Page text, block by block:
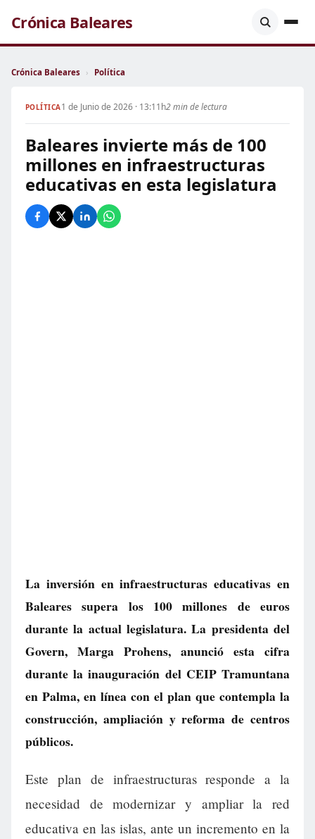
Crónica Baleares
Crónica Baleares › Política
POLÍTICA1 de Junio de 2026 · 13:11h2 min de lectura
Baleares invierte más de 100
millones en infraestructuras
educativas en esta legislatura
La inversión en infraestructuras educativas en
Baleares supera los 100 millones de euros
durante la actual legislatura. La presidenta del
Govern, Marga Prohens, anunció esta cifra
durante la inauguración del CEIP Tramuntana
en Palma, en línea con el plan que contempla la
construcción, ampliación y reforma de centros
públicos.
Este plan de infraestructuras responde a la
necesidad de modernizar y ampliar la red
educativa en las islas, ante un incremento en la